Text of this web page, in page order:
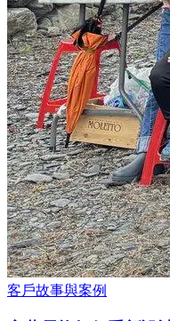
客戶故事與案例